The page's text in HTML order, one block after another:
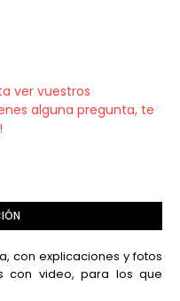
ver vuestros
alguna pregunta, te
con explicaciones y fotos
con video, para los que